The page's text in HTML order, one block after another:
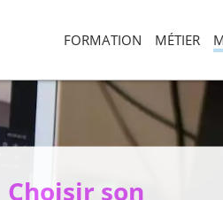
FORMATION MÉTIER
Choisir son